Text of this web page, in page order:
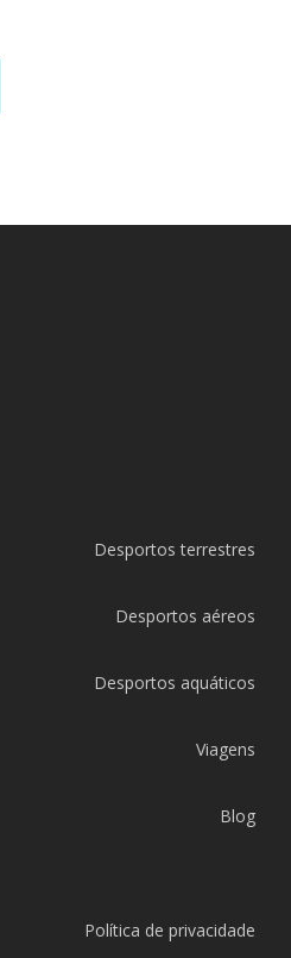
Desportos terrestres
Desportos aéreos
Desportos aquáticos
Viagens
Blog
Política de privacidade